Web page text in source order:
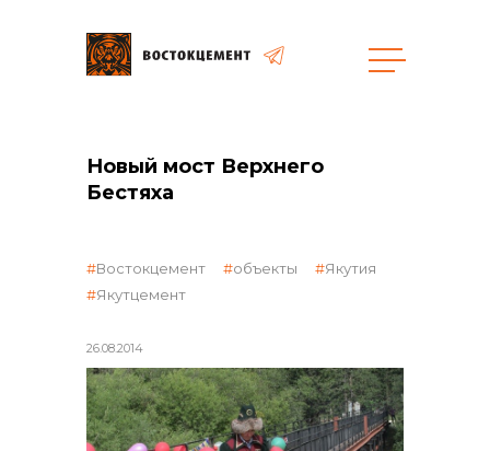
Объекты
реализация неликвидов
Новый мост Верхнего
Бестяха
26.08.2014
Востокцемент объекты
Якутия
Якутцемент